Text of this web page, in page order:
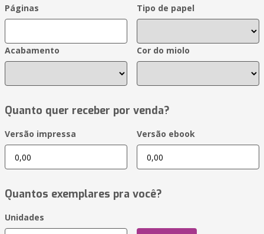
Páginas Tipo de papel
Acabamento Cor do miolo
Quanto quer receber por venda?
Versão impressa Versão ebook
Quantos exemplares pra você?
Unidades